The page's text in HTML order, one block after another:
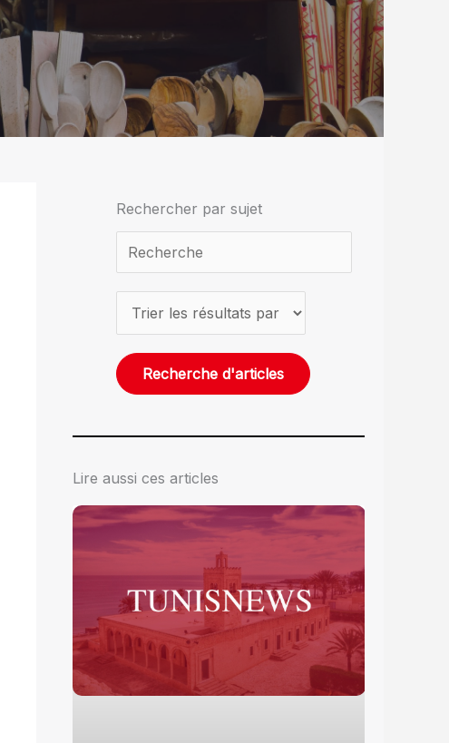
Rechercher par sujet
Lire aussi ces articles